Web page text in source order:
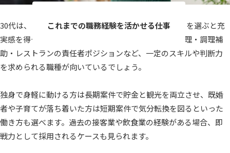
30代は、 これまでの職務経験を活かせる仕事
を選ぶと充
実感を得やすくなります。ホテルのフロント・予約管理・調理補
助・レストランの責任者ポジションなど、一定のスキルや判断力
を求められる職種が向いているでしょう。
独身で身軽に動ける方は長期案件で貯金と観光を両立させ、既婚
者や子育てが落ち着いた方は短期案件で気分転換を図るといった
働き方も選べます。過去の接客業や飲食業の経験がある場合、即
戦力として採用されるケースも見られます。